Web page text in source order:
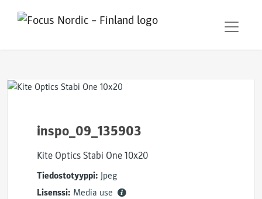
inspo_09_135903
Kite Optics Stabi One 10x20
Tiedostotyyppi: Jpeg
Lisenssi: Media use